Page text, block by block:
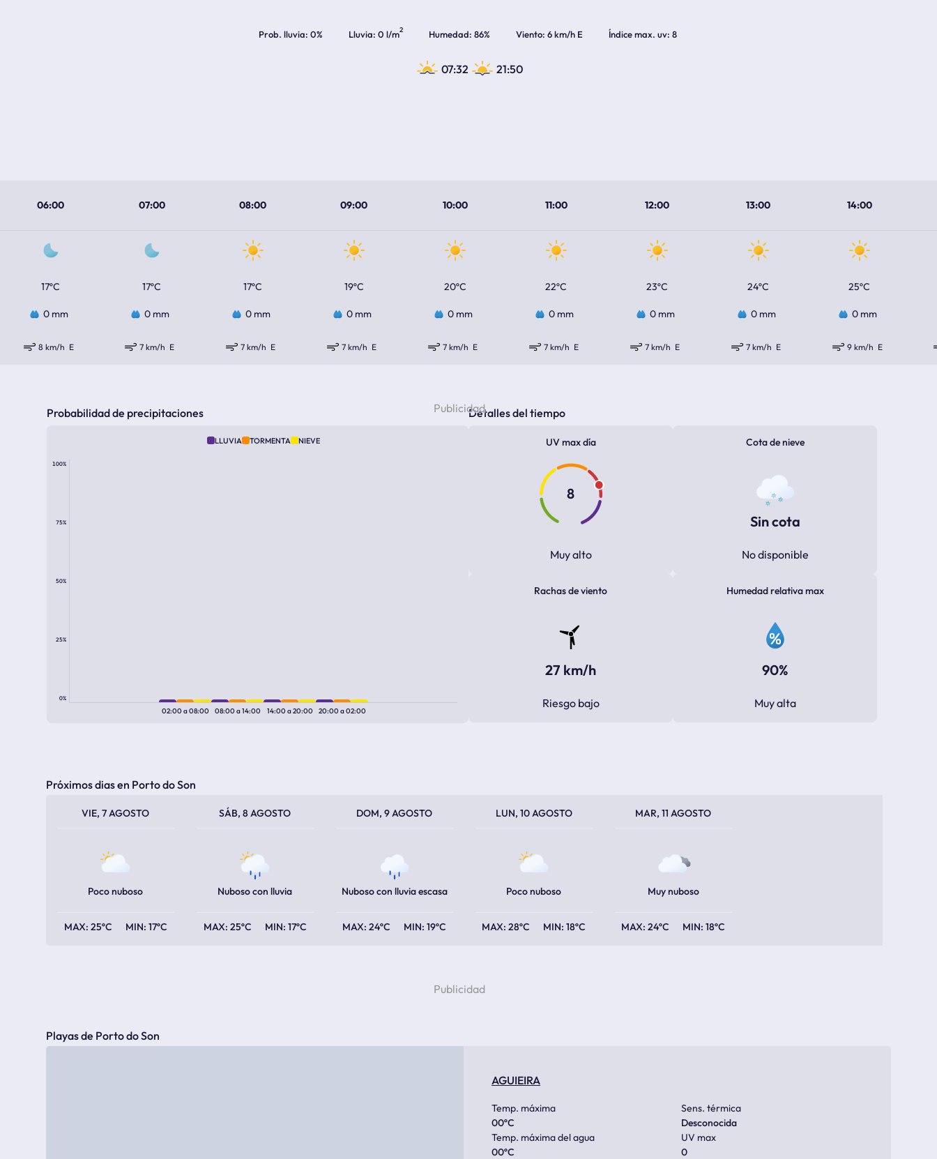
Prob. lluvia 0% Lluvia 0 l/m2 Humedad 86% Viento 6 km/h E Índice max. uv 8
07:32 21:50
06:00 07:00 08:00 09:00 10:00 11:00 12:00 13:00 14:00
17ºC 17ºC 17ºC 19ºC 20ºC 22ºC 23ºC 24ºC 25ºC
0 mm 0 mm 0 mm 0 mm 0 mm 0 mm 0 mm 0 mm 0 mm
8 km/h E 7 km/h E 7 km/h E 7 km/h E 7 km/h E 7 km/h E 7 km/h E 7 km/h E 9 km/h E
Probabilidad de precipitaciones
LLUVIA TORMENTA NIEVE
100%
75%
50%
25%
0%
02:00a08:00 08:00a14:00 14:00a20:00 20:00a02:00
Detalles del tiempo
UV max día
8
Muy alto
Cota de nieve
Sin cota
No disponible
Rachas de viento
27 km/h
Riesgo bajo
Humedad relativa max
90%
Muy alta
Próximos dias en Porto do Son
VIE, 7 AGOSTO
Poco nuboso
25ºC 17ºC
SÁB, 8 AGOSTO
Nuboso con lluvia
25ºC 17ºC
DOM, 9 AGOSTO
Nuboso con lluvia escasa
24ºC 19ºC
LUN, 10 AGOSTO
Poco nuboso
28ºC 18ºC
MAR, 11 AGOSTO
Muy nuboso
24ºC 18ºC
Playas de Porto do Son
AGUIEIRA
Temp. máxima
00ºC
Sens. térmica
Desconocida
Temp. máxima del agua
00ºC
UV max
0